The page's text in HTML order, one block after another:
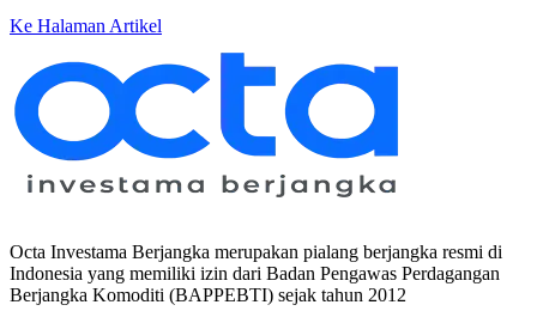
Ke Halaman Artikel
Octa Investama Berjangka merupakan pialang berjangka resmi di
Indonesia yang memiliki izin dari Badan Pengawas Perdagangan
Berjangka Komoditi (BAPPEBTI) sejak tahun 2012